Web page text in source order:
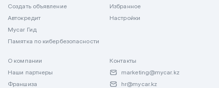
Создать объявление
Автокредит
Mycar Гид
Памятка по кибербезопасности
Избранное
Настройки
О компании
Наши партнеры
Франшиза
Контакты
marketing@mycar.kz
hr@mycar.kz